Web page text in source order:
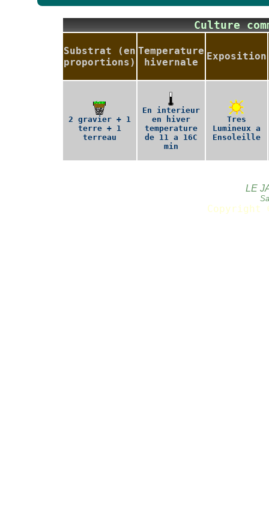
Culture
Substrat (en
proportions)
Temperature
hivernale
Exposition
2 gravier + 1
terre + 1
terreau
En interieur
en hiver
temperature
de 11 a 16C
min
Tres
Lumineux a
Ensoleille
LE
Copyright